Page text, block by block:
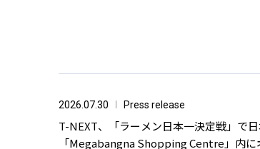
2026.07.30 Press release
T-NEXT、「ラーメン日本一決定戦」で
「Megabangna Shopping Centre」内に